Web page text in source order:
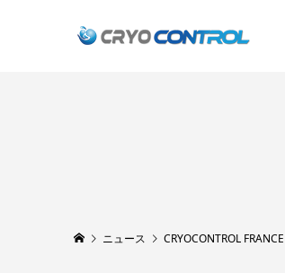
ニュース CRYOCONTROL FRANCE